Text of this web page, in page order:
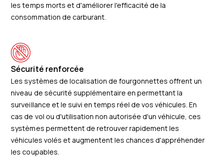
les temps morts et d'améliorer l'efficacité de la
consommation de carburant.
Sécurité renforcée
Les systèmes de localisation de fourgonnettes offrent un
niveau de sécurité supplémentaire en permettant la
surveillance et le suivi en temps réel de vos véhicules. En
cas de vol ou d'utilisation non autorisée d'un véhicule, ces
systèmes permettent de retrouver rapidement les
véhicules volés et augmentent les chances d'appréhender
les coupables.